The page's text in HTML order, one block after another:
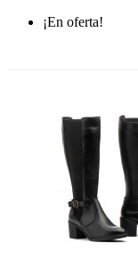
¡En oferta!